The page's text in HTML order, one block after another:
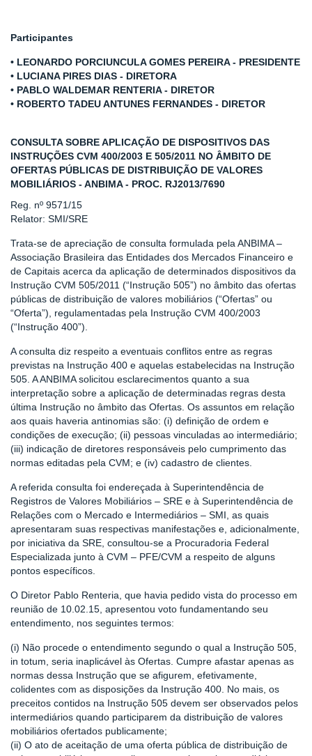
Participantes
• LEONARDO PORCIUNCULA GOMES PEREIRA - PRESIDENTE
• LUCIANA PIRES DIAS - DIRETORA
• PABLO WALDEMAR RENTERIA - DIRETOR
• ROBERTO TADEU ANTUNES FERNANDES - DIRETOR
CONSULTA SOBRE APLICAÇÃO DE DISPOSITIVOS DAS
INSTRUÇÕES CVM 400/2003 E 505/2011 NO ÂMBITO DE
OFERTAS PÚBLICAS DE DISTRIBUIÇÃO DE VALORES
MOBILIÁRIOS - ANBIMA - PROC. RJ2013/7690
Reg. nº 9571/15
Relator: SMI/SRE
Trata-se de apreciação de consulta formulada pela ANBIMA –
Associação Brasileira das Entidades dos Mercados Financeiro e
de Capitais acerca da aplicação de determinados dispositivos da
Instrução CVM 505/2011 (“Instrução 505”) no âmbito das ofertas
públicas de distribuição de valores mobiliários (“Ofertas” ou
“Oferta”), regulamentadas pela Instrução CVM 400/2003
(“Instrução 400”).
A consulta diz respeito a eventuais conflitos entre as regras
previstas na Instrução 400 e aquelas estabelecidas na Instrução
505. A ANBIMA solicitou esclarecimentos quanto a sua
interpretação sobre a aplicação de determinadas regras desta
última Instrução no âmbito das Ofertas. Os assuntos em relação
aos quais haveria antinomias são: (i) definição de ordem e
condições de execução; (ii) pessoas vinculadas ao intermediário;
(iii) indicação de diretores responsáveis pelo cumprimento das
normas editadas pela CVM; e (iv) cadastro de clientes.
A referida consulta foi endereçada à Superintendência de
Registros de Valores Mobiliários – SRE e à Superintendência de
Relações com o Mercado e Intermediários – SMI, as quais
apresentaram suas respectivas manifestações e, adicionalmente,
por iniciativa da SRE, consultou-se a Procuradoria Federal
Especializada junto à CVM – PFE/CVM a respeito de alguns
pontos específicos.
O Diretor Pablo Renteria, que havia pedido vista do processo em
reunião de 10.02.15, apresentou voto fundamentando seu
entendimento, nos seguintes termos:
(i) Não procede o entendimento segundo o qual a Instrução 505,
in totum, seria inaplicável às Ofertas. Cumpre afastar apenas as
normas dessa Instrução que se afigurem, efetivamente,
colidentes com as disposições da Instrução 400. No mais, os
preceitos contidos na Instrução 505 devem ser observados pelos
intermediários quando participarem da distribuição de valores
mobiliários ofertados publicamente;
(ii) O ato de aceitação de uma oferta pública de distribuição de